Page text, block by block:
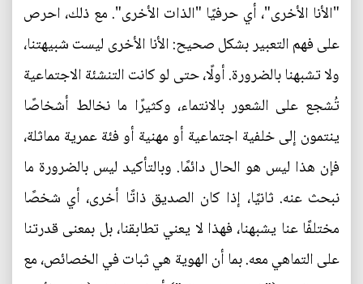
"الأنا الأخرى"، أي حرفيًا "الذات الأخرى". مع ذلك، احرص
على فهم التعبير بشكل صحيح: الأنا الأخرى ليست شبيهتنا،
ولا تشبهنا بالضرورة. أولًا، حتى لو كانت التنشئة الاجتماعية
تُشجع على الشعور بالانتماء، وكثيرًا ما نخالط أشخاصًا
ينتمون إلى خلفية اجتماعية أو مهنية أو فئة عمرية مماثلة،
فإن هذا ليس هو الحال دائمًا. وبالتأكيد ليس بالضرورة ما
نبحث عنه. ثانيًا، إذا كان الصديق ذاتًا أخرى، أي شخصًا
مختلفًا عنا يشبهنا، فهذا لا يعني تطابقنا، بل بمعنى قدرتنا
على التماهي معه. بما أن الهوية هي ثبات في الخصائص، مع